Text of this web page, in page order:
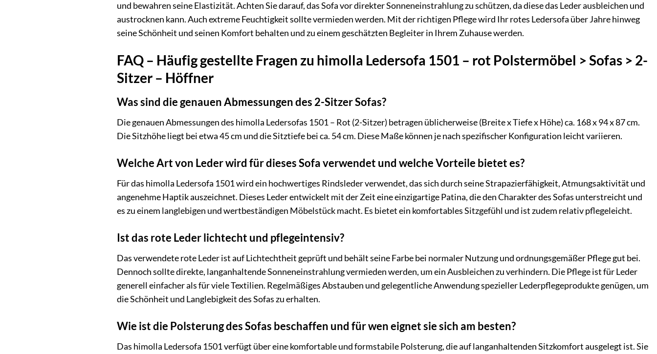
und bewahren seine Elastizität. Achten Sie darauf, das Sofa vor direkter Sonneneinstrahlung zu schützen, da diese das Leder ausbleichen und
austrocknen kann. Auch extreme Feuchtigkeit sollte vermieden werden. Mit der richtigen Pflege wird Ihr rotes Ledersofa über Jahre hinweg
seine Schönheit und seinen Komfort behalten und zu einem geschätzten Begleiter in Ihrem Zuhause werden.
FAQ – Häufig gestellte Fragen zu himolla Ledersofa 1501 – rot Polstermöbel > Sofas > 2-
Sitzer – Höffner
Was sind die genauen Abmessungen des 2-Sitzer Sofas?
Die genauen Abmessungen des himolla Ledersofas 1501 – Rot (2-Sitzer) betragen üblicherweise (Breite x Tiefe x Höhe) ca. 168 x 94 x 87 cm.
Die Sitzhöhe liegt bei etwa 45 cm und die Sitztiefe bei ca. 54 cm. Diese Maße können je nach spezifischer Konfiguration leicht variieren.
Welche Art von Leder wird für dieses Sofa verwendet und welche Vorteile bietet es?
Für das himolla Ledersofa 1501 wird ein hochwertiges Rindsleder verwendet, das sich durch seine Strapazierfähigkeit, Atmungsaktivität und
angenehme Haptik auszeichnet. Dieses Leder entwickelt mit der Zeit eine einzigartige Patina, die den Charakter des Sofas unterstreicht und
es zu einem langlebigen und wertbeständigen Möbelstück macht. Es bietet ein komfortables Sitzgefühl und ist zudem relativ pflegeleicht.
Ist das rote Leder lichtecht und pflegeintensiv?
Das verwendete rote Leder ist auf Lichtechtheit geprüft und behält seine Farbe bei normaler Nutzung und ordnungsgemäßer Pflege gut bei.
Dennoch sollte direkte, langanhaltende Sonneneinstrahlung vermieden werden, um ein Ausbleichen zu verhindern. Die Pflege ist für Leder
generell einfacher als für viele Textilien. Regelmäßiges Abstauben und gelegentliche Anwendung spezieller Lederpflegeprodukte genügen, um
die Schönheit und Langlebigkeit des Sofas zu erhalten.
Wie ist die Polsterung des Sofas beschaffen und für wen eignet sie sich am besten?
Das himolla Ledersofa 1501 verfügt über eine komfortable und formstabile Polsterung, die auf langanhaltenden Sitzkomfort ausgelegt ist. Sie